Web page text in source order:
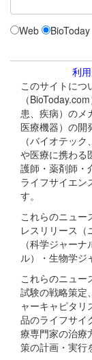
Web BioToday
利
このサイトにつ
（
患、疾病）のメ
医療機器）の開
（バイオテッ
や医療に携わる
護師・薬剤師・
ライフサイエン
す。
これらのニュー
レスリリース（
（科学ジャー
ル）・生物学ジ
これらのニュー
試験の戦略策定
ャーキャピタリ
品のライフサイ
療専門家の治療
策の計画・実行